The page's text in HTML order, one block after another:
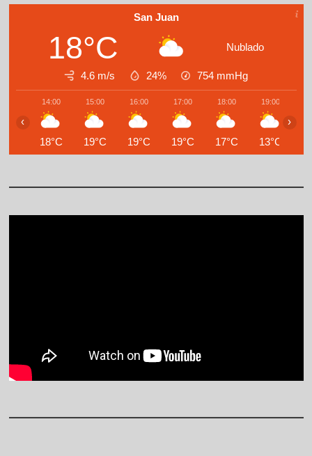
San Juan
18°C Nublado
4.6 m/s 24% 754 mmHg
14:00
18°C
15:00
19°C
16:00
19°C
17:00
19°C
18:00
17°C
19:00
13°C
‹ ›